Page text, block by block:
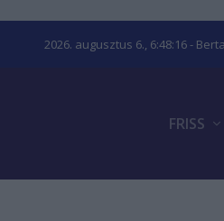
2026. augusztus 6., 6:48:17-
FRISS